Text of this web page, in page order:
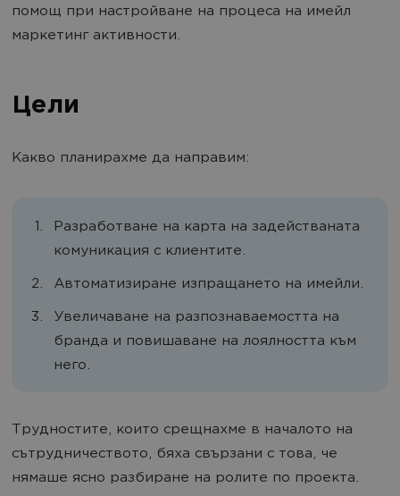
помощ при настройване на процеса на имейл
маркетинг активности.
Цели
Какво планирахме да направим:
Разработване на карта на задействаната
комуникация с клиентите.
Автоматизиране изпращането на имейли.
Увеличаване на разпознаваемостта на
бранда и повишаване на лоялността към
него.
Трудностите, които срещнахме в началото на
сътрудничеството, бяха свързани с това, че
нямаше ясно разбиране на ролите по проекта.